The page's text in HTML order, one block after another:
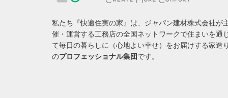
私たち『快適住実の家』は、ジャパン建材株式会社が
催・運営する工務店の全国ネットワークで住まいを通
て毎日の暮らしに（心地よい幸せ）をお届けする家造
のプロフェッショナル集団です。